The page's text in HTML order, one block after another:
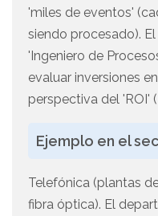
'miles de eventos'
siendo procesado).
'Ingeniero de
evaluar inversiones
perspectiva del 'ROI'
Ejemplo en el
Telefónica (plantas
fibra óptica). El